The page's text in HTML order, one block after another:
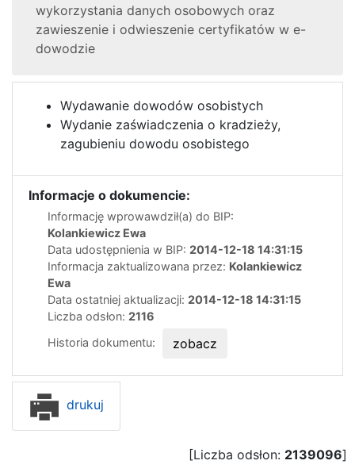
wykorzystania danych osobowych oraz
zawieszenie i odwieszenie certyfikatów w e-
dowodzie
Wydawanie dowodów osobistych
Wydanie zaświadczenia o kradzieży,
zagubieniu dowodu osobistego
Informacje o dokumencie:
Informację wprowawdził(a) do BIP:
Kolankiewicz Ewa
Data udostępnienia w BIP: 2014-12-18 14:31:15
Informacja zaktualizowana przez: Kolankiewicz
Ewa
Data ostatniej aktualizacji: 2014-12-18 14:31:15
Liczba odsłon: 2116
Historia dokumentu:
zobacz
drukuj
[Liczba odsłon: 2139096]